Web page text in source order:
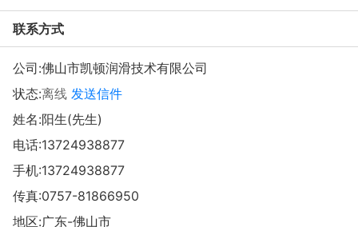
联系方式
公司:佛山市凯顿润滑技术有限公司
状态:离线 发送信件
姓名:阳生(先生)
电话:13724938877
手机:13724938877
传真:0757-81866950
地区:广东-佛山市